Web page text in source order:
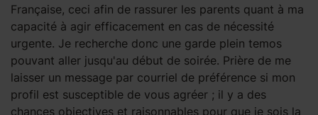
Française, ceci afin de rassurer les parents quant à ma
capacité à agir efficacement en cas de nécessité
urgente. Je recherche donc une garde plein temos
pouvant aller jusqu'au début de soirée. Prière de me
laisser un message par courriel de préférence si mon
profil est susceptible de vous agréer ; il y a des
chances objectives et raisonnables pour que je sois la